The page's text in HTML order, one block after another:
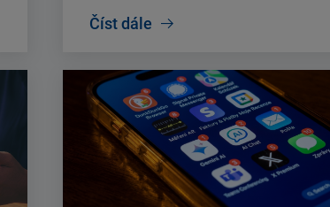
Číst dále